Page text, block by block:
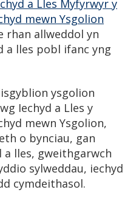
a Lles Myfyrwyr y
mewn Ysgolion
rhan allweddol yn
a lles pobl ifanc yng
ysgolion
Iechyd a Lles y
mewn Ysgolion,
o bynciau, gan
a lles, gweithgarwch
sylweddau, iechyd
cymdeithasol.